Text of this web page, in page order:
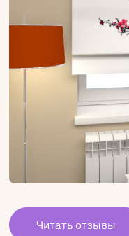
Читать отзывы